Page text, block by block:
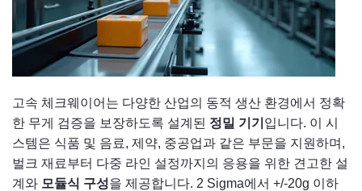
고속 체크웨이어는 다양한 산업의 동적 생산 환경에서 정확
한 무게 검증을 보장하도록 설계된 정밀 기기 입니다. 이 시
스템은 식품 및 음료, 제약, 중공업과 같은 부문을 지원하며,
벌크 재료부터 다중 라인 설정까지의 응용을 위한 견고한 설
계와 모듈식 구성을 제공합니다. 2 Sigma에서 +/-20g 이하